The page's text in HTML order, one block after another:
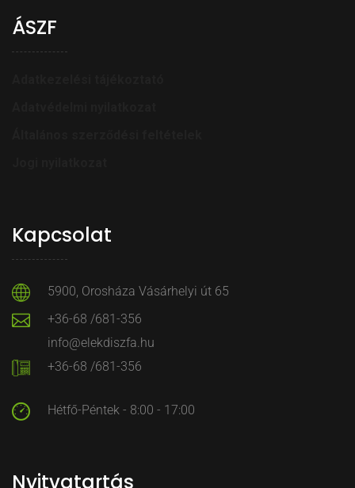
ÁSZF
Kapcsolat
5900, Orosháza Vásárhelyi út 65
+36-68 /681-356
info@elekdiszfa.hu
+36-68 /681-356
Hétfő-Péntek - 8:00 - 17:00
Nyitvatartás